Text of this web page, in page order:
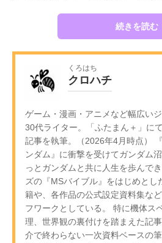
続きを読む
くろはち
クロハチ
ゲーム・漫画・アニメなど幅広い
30代ライター。「ふたまん＋」に
記事を執筆。（2026年4月時点）
ンダム』に衝撃を受けてガンダム
っとガンダムと共に人生を歩んで
ズの『MSバイブル』をはじめとし
籍や、各作品の公式設定資料集な
フワークとしている。 特に機体ス
理、世界観の裏付けを踏まえた記
介で終わらない一次資料ベースの